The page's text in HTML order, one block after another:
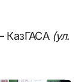
КазГАСА (ул.